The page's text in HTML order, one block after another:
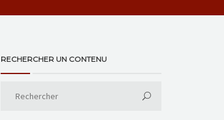
RECHERCHER UN CONTENU